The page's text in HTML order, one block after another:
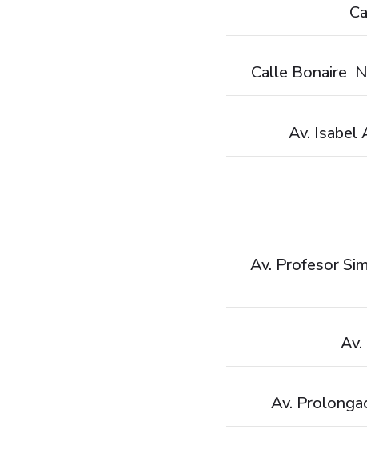
Calle Bonaire
Av. Isabel
Av. Profesor
Av.